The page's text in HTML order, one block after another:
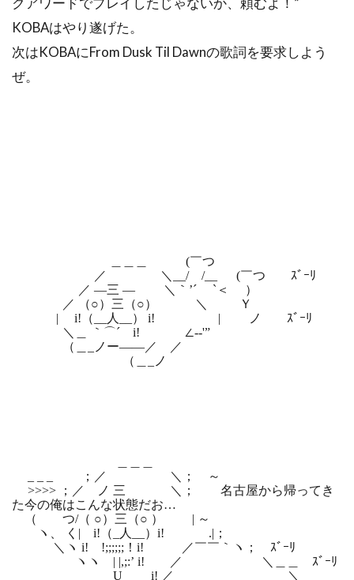
KOBAはやり遂げた。
次はKOBAにFrom Dusk Til Dawnの歌詞を要求しよう
ぜ。
＿＿＿ (￣つ
／ ＼__/ /__ (￣つ ｽﾞｰﾘ
／ ―三 ― ＼｀’´ `＜ ）
／ （○）三（○） ＼ Ｙ
| i!（__人__） i! | ノ ｽﾞｰﾘ
＼＿ ｀⌒´ i! ∠-‐'”
（＿_ノー――／ ／
（＿_ノ
_ _ _ ；／ ＼； ～
>>>> ；／ ノ 三 ゝ ＼； 名古屋から帰ってき
た今の俺はこんな状態だお…
（ つ/（ ○）三（○ ） | ～
ヽ、 く| i!（_人__）i! .|；
＼ヽ i! !;;;;;;！i! ／￣￣｀ヽ； ｽﾞｰﾘ
ヽヽ | |,;:’ i! ／ ＼＿＿ ｽﾞｰﾘ
ゝU i! ／ ＼